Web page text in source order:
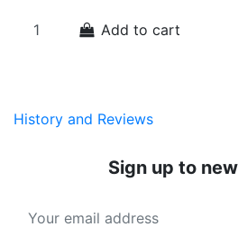
Add to cart
History and Reviews
Sign up to